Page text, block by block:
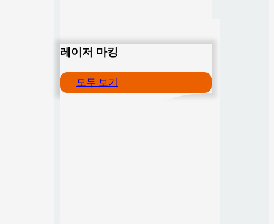
레이저 마킹
모두 보기